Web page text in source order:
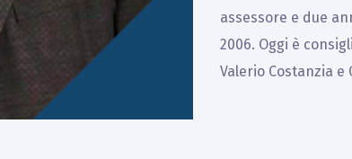
assessore e due
2006. Oggi è
Valerio Costanzia e